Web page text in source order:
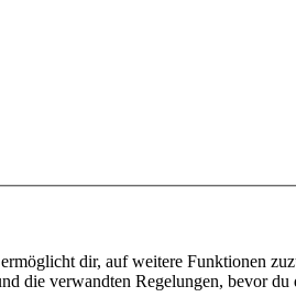
dir, auf weitere Funktionen
die verwandten Regelungen, bevor